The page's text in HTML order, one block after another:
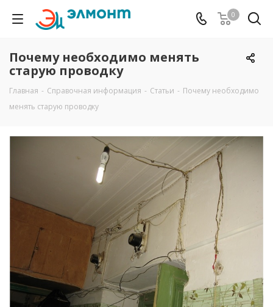
0
Почему необходимо менять
старую проводку
Главная - Справочная информация - Статьи - Почему необходимо
менять старую проводку